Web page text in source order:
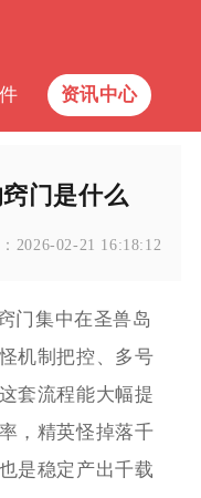
资讯中心
门是什么
2026-02-21 16:18:12
门集中在圣兽岛
机制把控、多号
套流程能大幅提
，精英怪掉落千
是稳定产出千载